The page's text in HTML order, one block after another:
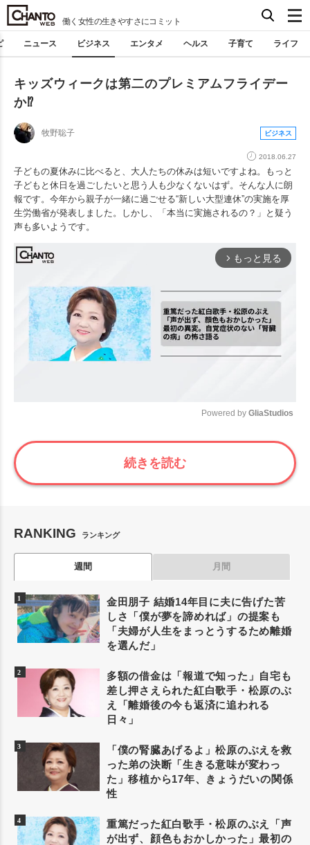
働く女性の生きやすさにコミット
ニュース ビジネス エンタメ ヘルス 子育て ライフ
キッズウィークは第二のプレミアムフライデー
か⁉︎
牧野聡子 ビジネス
2018.06.27
子どもの夏休みに比べると、大人たちの休みは短いですよね。もっと
子どもと休日を過ごしたいと思う人も少なくないはず。そんな人に朗
報です。今年から親子が一緒に過ごせる“新しい大型連休”の実施を厚
生労働省が発表しました。しかし、「本当に実施されるの？」と疑う
声も多いようです。
arrow_forward_ios もっと見る
Mute
Powered by GliaStudios
続きを読む
RANKING ランキング
週間 月間
金田朋子 結婚14年目に夫に告げた苦
しさ「僕が夢を諦めれば」の提案も
「夫婦が人生をまっとうするため離婚
を選んだ」
多額の借金は「報道で知った」自宅も
差し押さえられた紅白歌手・松原のぶ
え「離婚後の今も返済に追われる
日々」
「僕の腎臓あげるよ」松原のぶえを救
った弟の決断「生きる意味が変わっ
た」移植から17年、きょうだいの関係
性
重篤だった紅白歌手・松原のぶえ「声
が出ず、顔色もおかしかった」最初の